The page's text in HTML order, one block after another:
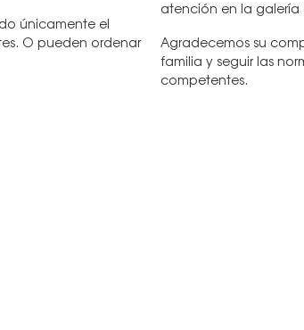
únicamente el
O pueden ordenar
atención en la galería
Agradecemos su
familia y seguir las
competentes.